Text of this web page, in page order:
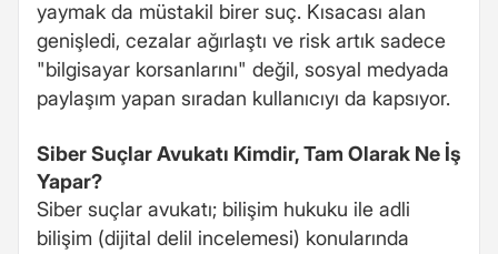
yaymak da müstakil birer suç. Kısacası alan
genişledi, cezalar ağırlaştı ve risk artık sadece
"bilgisayar korsanlarını" değil, sosyal medyada
paylaşım yapan sıradan kullanıcıyı da kapsıyor.
Siber Suçlar Avukatı Kimdir, Tam Olarak Ne İş
Yapar?
Siber suçlar avukatı; bilişim hukuku ile adli
bilişim (dijital delil incelemesi) konularında